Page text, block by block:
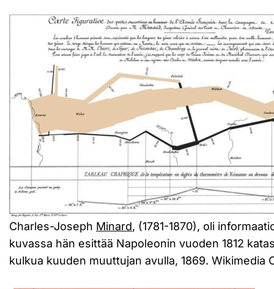
Charles-Joseph Minard, (1781-1870), oli
kuvassa hän esittää Napoleonin vuoden 1812
kulkua kuuden muuttujan avulla, 1869. Wikimedia